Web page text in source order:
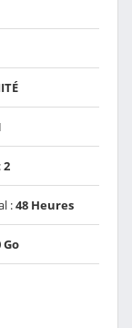
2
:48 Heures
Go